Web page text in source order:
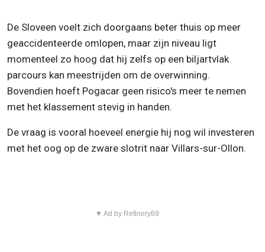
De Sloveen voelt zich doorgaans beter thuis op meer
geaccidenteerde omlopen, maar zijn niveau ligt
momenteel zo hoog dat hij zelfs op een biljartvlak
parcours kan meestrijden om de overwinning.
Bovendien hoeft Pogacar geen risico's meer te nemen
met het klassement stevig in handen.
De vraag is vooral hoeveel energie hij nog wil investeren
met het oog op de zware slotrit naar Villars-sur-Ollon.
▼ Ad by Refinery89